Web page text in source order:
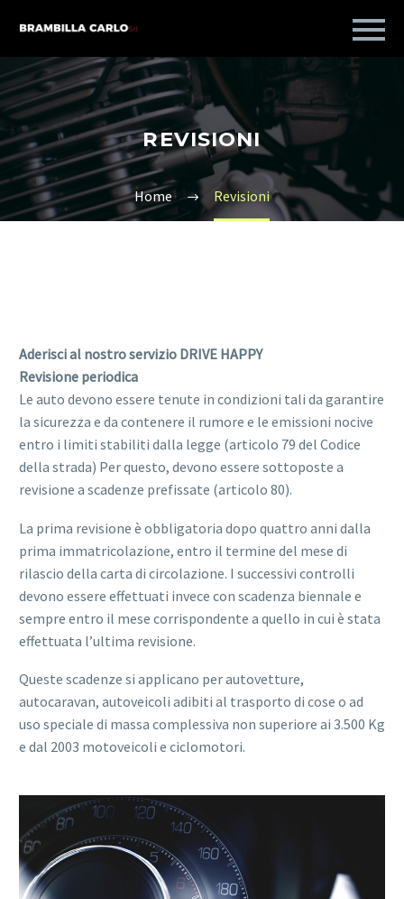
REVISIONI
Home Revisioni
Aderisci al nostro servizio DRIVE HAPPY
Revisione periodica
Le auto devono essere tenute in condizioni tali da garantire
la sicurezza e da contenere il rumore e le emissioni nocive
entro i limiti stabiliti dalla legge (articolo 79 del Codice
della strada) Per questo, devono essere sottoposte a
revisione a scadenze prefissate (articolo 80).
La prima revisione è obbligatoria dopo quattro anni dalla
prima immatricolazione, entro il termine del mese di
rilascio della carta di circolazione. I successivi controlli
devono essere effettuati invece con scadenza biennale e
sempre entro il mese corrispondente a quello in cui è stata
effettuata l’ultima revisione.
Queste scadenze si applicano per autovetture,
autocaravan, autoveicoli adibiti al trasporto di cose o ad
uso speciale di massa complessiva non superiore ai 3.500 Kg
e dal 2003 motoveicoli e ciclomotori.